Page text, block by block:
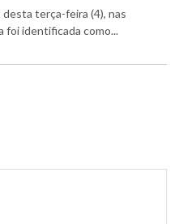
terça-feira (4), nas
foi identificada como...